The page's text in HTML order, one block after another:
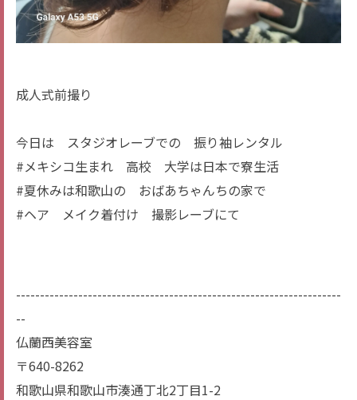
成人式前撮り
今日は スタジオレーブでの 振り袖レンタル
#メキシコ生まれ 高校 大学は日本で寮生活
#夏休みは和歌山の おばあちゃんちの家で
#ヘア メイク着付け 撮影レーブにて
--------------------------------------------------------------------
--
仏蘭西美容室
〒640-8262
和歌山県和歌山市湊通丁北2丁目1-2